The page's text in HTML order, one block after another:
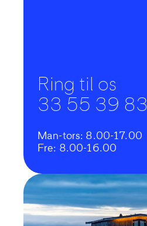
Ring til os
33 55 39 83
Man-tors: 8.00-17.00
Fre: 8.00-16.00